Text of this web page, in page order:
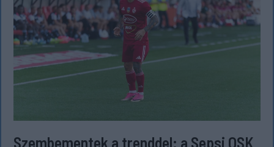
Szembementek a trenddel: a Sepsi OSK